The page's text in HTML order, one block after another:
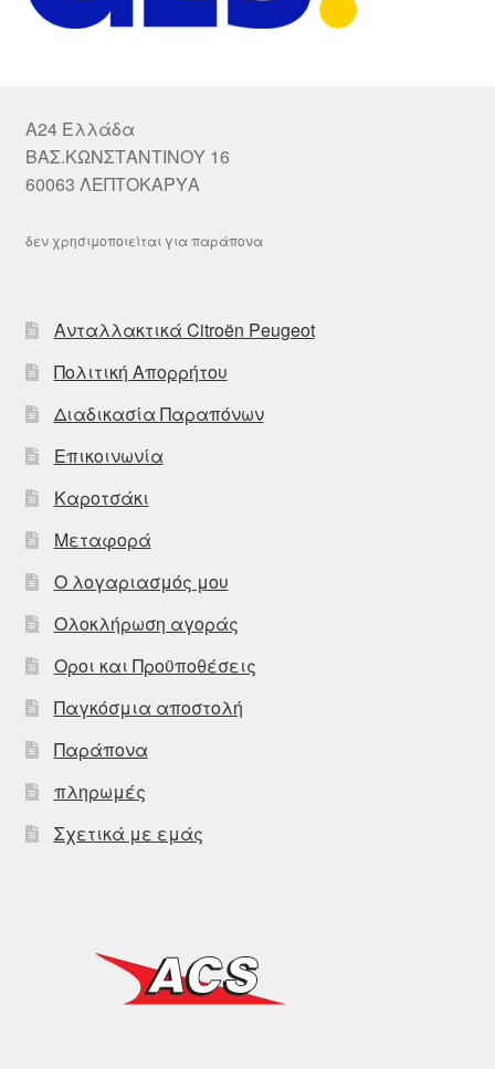
A24 Ελλάδα
ΒΑΣ.ΚΩΝΣΤΑΝΤΙΝΟΥ 16
60063 ΛΕΠΤΟΚΑΡΥΑ
δεν χρησιμοποιείται για παράπονα
Ανταλλακτικά Citroën Peugeot
Πολιτική Απορρήτου
Διαδικασία Παραπόνων
Επικοινωνία
Καροτσάκι
Μεταφορά
Ο λογαριασμός μου
Ολοκλήρωση αγοράς
Οροι και Προϋποθέσεις
Παγκόσμια αποστολή
Παράπονα
πληρωμές
Σχετικά με εμάς